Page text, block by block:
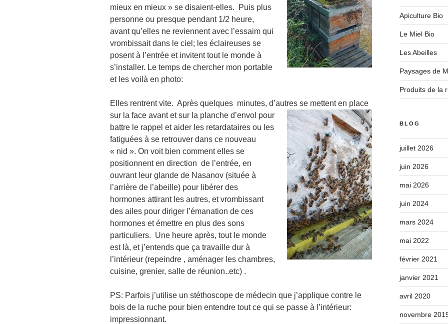
mieux en mieux » se disaient-elles. Puis plus
personne ou presque pendant 1/2 heure,
avant qu’elles ne reviennent avec l’essaim qui
vrombissait dans le ciel; les éclaireuses se
posent à l’entrée et invitent tout le monde à
s’installer. Le temps de chercher mon portable
et les voilà en photo:
Elles rentrent vite. Après quelques minutes, d’autres se mettent en place
sur la face avant et sur la planche d’envol pour
battre le rappel et aider les retardataires ou les
fatiguées à se retrouver dans ce nouveau
« nid ». On voit bien comment elles se
positionnent en direction de l’entrée, en
ouvrant leur glande de Nasanov (située à
l’arrière de l’abeille) pour libérer des
hormones attirant les autres, et vrombissant
des ailes pour diriger l’émanation de ces
hormones et émettre en plus des sons
particuliers. Une heure après, tout le monde
est là, et j’entends que ça travaille dur à
l’intérieur (repeindre , aménager les chambres,
cuisine, grenier, salle de réunion..etc) .
PS: Parfois j’utilise un stéthoscope de médecin que j’applique contre le
bois de la ruche pour bien entendre tout ce qui se passe à l’intérieur:
impressionnant.
Apiculture Bio
Le Miel Bio
Les Abeilles
Paysages de
Produits de la
BLOG
juillet 2026
juin 2026
mai 2026
juin 2024
mars 2024
mai 2022
février 2021
janvier 2021
avril 2020
novembre